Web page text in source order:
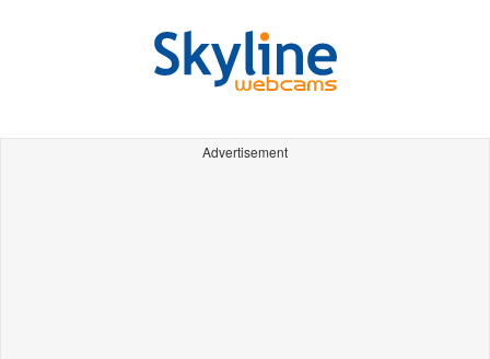
Advertisement